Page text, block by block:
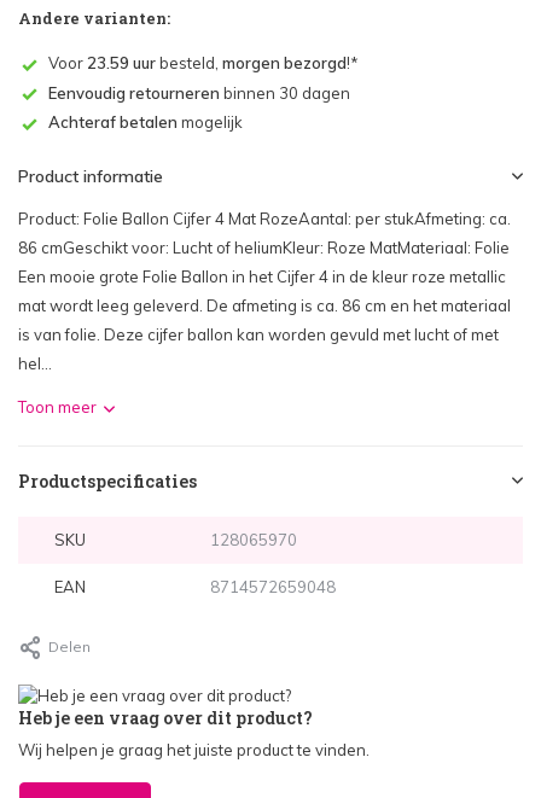
Andere varianten:
Voor 23.59 uurbesteld, morgen bezorgd!*
Eenvoudig retourneren binnen 30 dagen
Achteraf betalen mogelijk
Product informatie
Product: Folie Ballon Cijfer 4 Mat RozeAantal: per stukAfmeting: ca.
86 cmGeschikt voor: Lucht of heliumKleur: Roze MatMateriaal: Folie
Een mooie grote Folie Ballon in het Cijfer 4 in de kleur roze metallic
mat wordt leeg geleverd. De afmeting is ca. 86 cm en het materiaal
is van folie. Deze cijfer ballon kan worden gevuld met lucht of met
hel...
Toon meer
Productspecificaties
SKU 128065970
EAN 8714572659048
Delen
Heb je een vraag over dit product?
Wij helpen je graag het juiste product te vinden.